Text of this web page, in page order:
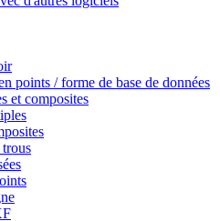
points / forme de base de données
et composites